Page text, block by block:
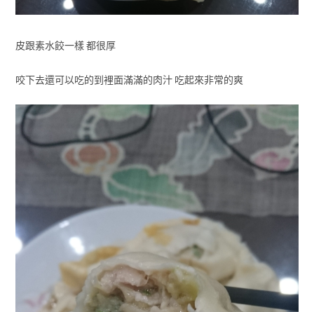
皮跟素水餃一樣 都很厚
咬下去還可以吃的到裡面滿滿的肉汁 吃起來非常的爽